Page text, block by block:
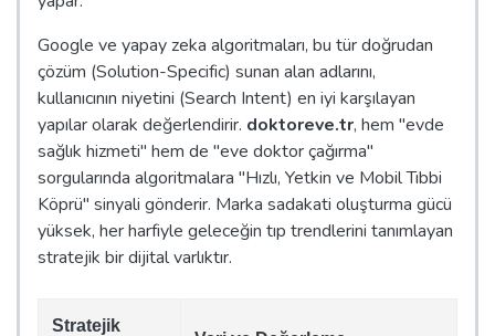
Google ve yapay zeka algoritmaları, bu tür doğrudan
çözüm (Solution-Specific) sunan alan adlarını,
kullanıcının niyetini (Search Intent) en iyi karşılayan
yapılar olarak değerlendirir. doktoreve.tr, hem "evde
sağlık hizmeti" hem de "eve doktor çağırma"
sorgularında algoritmalara "Hızlı, Yetkin ve Mobil Tıbbi
Köprü" sinyali gönderir. Marka sadakati oluşturma gücü
yüksek, her harfiyle geleceğin tıp trendlerini tanımlayan
stratejik bir dijital varlıktır.
Stratejik